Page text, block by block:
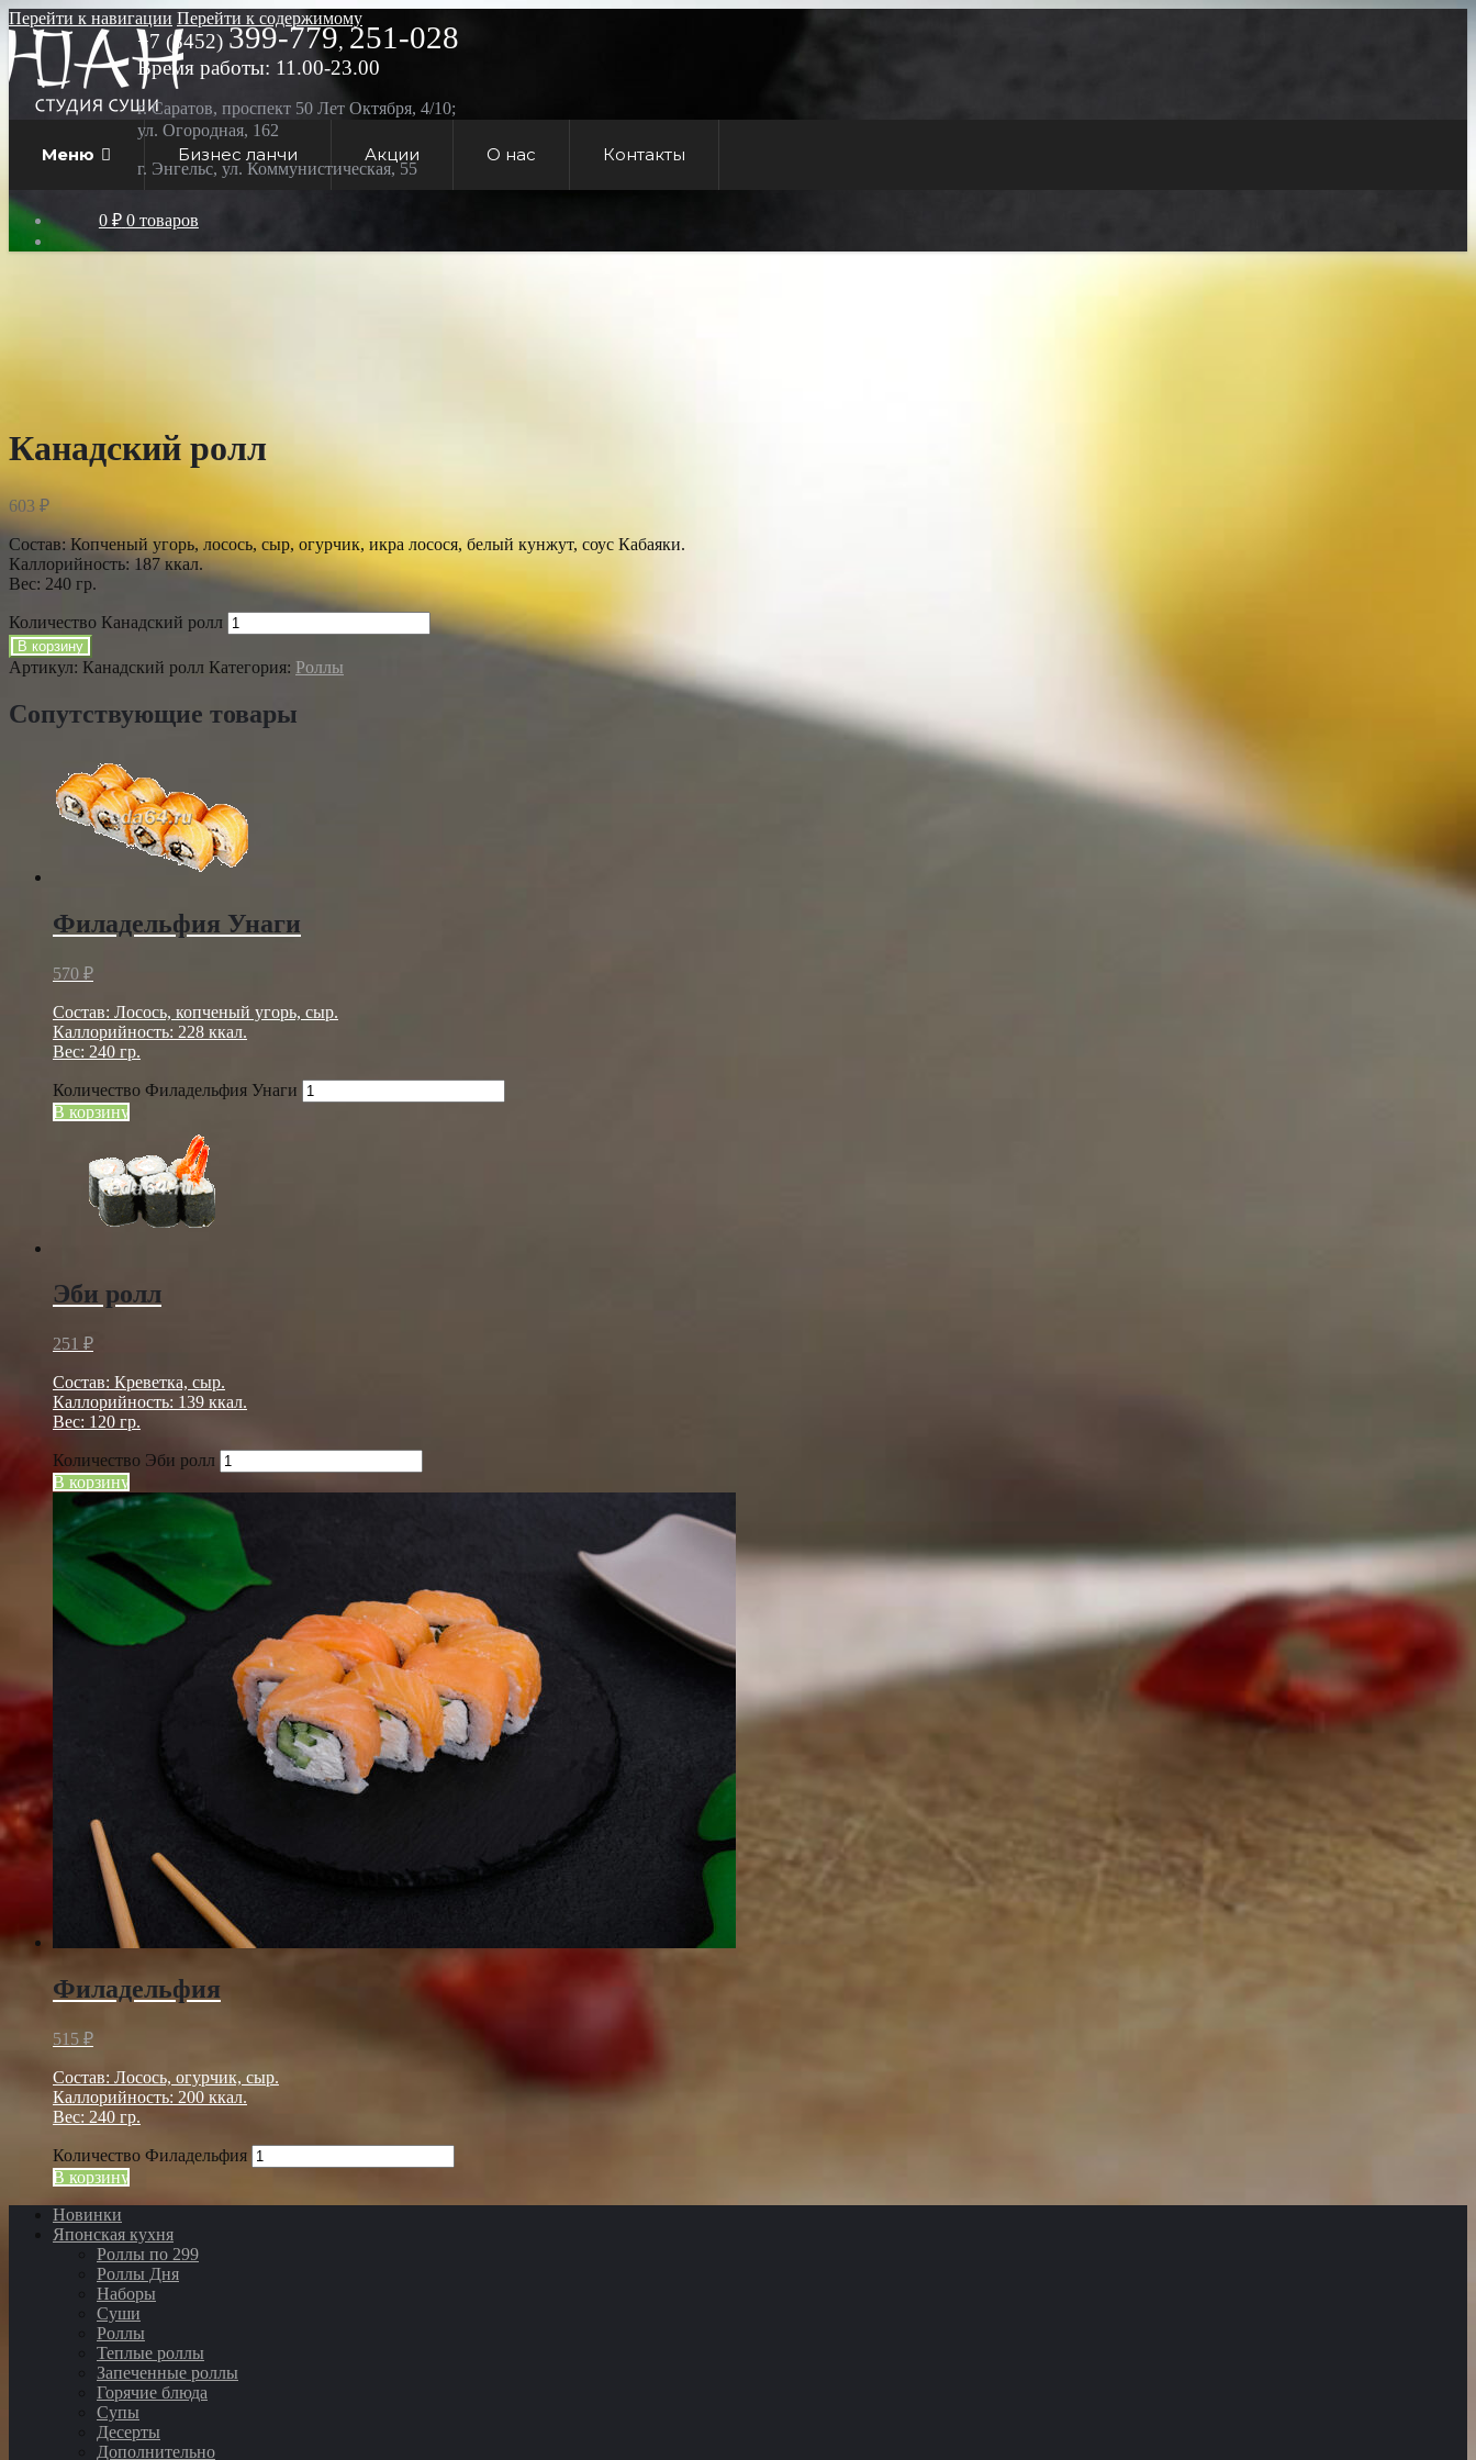
Перейти к навигации Перейти к содержимому
Меню Бизнес ланчи Акции О нас Контакты
0 ₽ 0 товаров
+7 (8452) 399-779, 251-028
Время работы: 11.00-23.00
г. Саратов, проспект 50 Лет Октября, 4/10;
ул. Огородная, 162
г. Энгельс, ул. Коммунистическая, 55
Канадский ролл
603 ₽
Состав: Копченый угорь, лосось, сыр, огурчик, икра лосося, белый кунжут, соус Кабаяки.
Каллорийность: 187 ккал.
Вес: 240 гр.
Количество Канадский ролл
В корзину
Артикул: Канадский ролл Категория: Роллы
Сопутствующие товары
Филадельфия Унаги
570 ₽
Состав: Лосось, копченый угорь, сыр.
Каллорийность: 228 ккал.
Вес: 240 гр.
Количество Филадельфия Унаги
В корзину
Эби ролл
251 ₽
Состав: Креветка, сыр.
Каллорийность: 139 ккал.
Вес: 120 гр.
Количество Эби ролл
В корзину
Филадельфия
515 ₽
Состав: Лосось, огурчик, сыр.
Каллорийность: 200 ккал.
Вес: 240 гр.
Количество Филадельфия
В корзину
Новинки
Японская кухня
Роллы по 299
Роллы Дня
Наборы
Суши
Роллы
Теплые роллы
Запеченные роллы
Горячие блюда
Супы
Десерты
Дополнительно